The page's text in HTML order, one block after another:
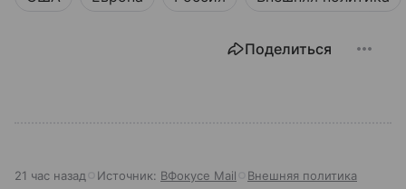
Поделиться
21 час назад Источник: ВФокусе Mail Внешняя политика